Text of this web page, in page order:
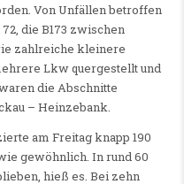
Von Unfällen betroffen
die B173 zwischen
zahlreiche kleinere
Lkw quergestellt und
die Abschnitte
– Heinzebank.
am Freitag knapp 190
gewöhnlich. In rund 60
hieß es. Bei zehn